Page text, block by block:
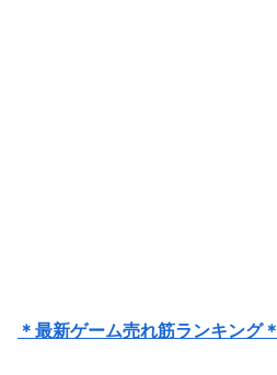
＊最新ゲーム売れ筋ランキング＊